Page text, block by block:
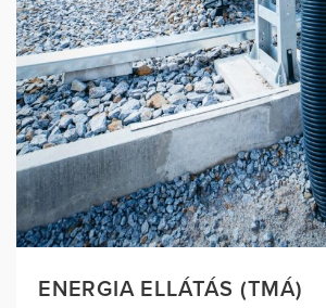
ENERGIA ELLÁTÁS (TMÁ)